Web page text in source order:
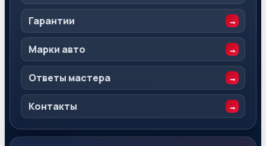
Гарантии
Марки авто
Ответы мастера
Контакты